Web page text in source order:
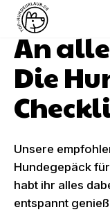
An
Die
Unsere
Hundegepäck
habt ihr alles
entspannt